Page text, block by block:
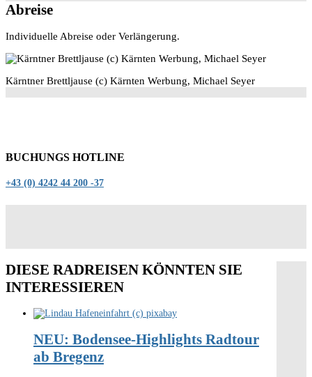
Abreise
Individuelle Abreise oder Verlängerung.
Kärntner Brettljause (c) Kärnten Werbung, Michael Seyer
BUCHUNGS HOTLINE
+43 (0) 4242 44 200 -37
DIESE RADREISEN KÖNNTEN SIE
INTERESSIEREN
NEU: Bodensee-Highlights Radtour
ab Bregenz